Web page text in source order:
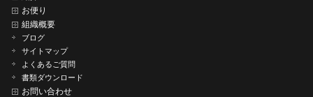
お便り
組織概要
ブログ
サイトマップ
よくあるご質問
書類ダウンロード
お問い合わせ